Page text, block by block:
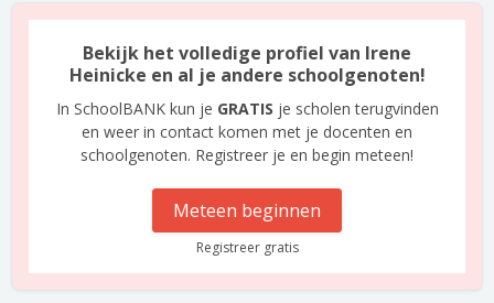
Bekijk het volledige profiel van Irene
Heinicke en al je andere schoolgenoten!
In SchoolBANK kun je GRATIS je scholen terugvinden
en weer in contact komen met je docenten en
schoolgenoten. Registreer je en begin meteen!
Meteen beginnen
Registreer gratis